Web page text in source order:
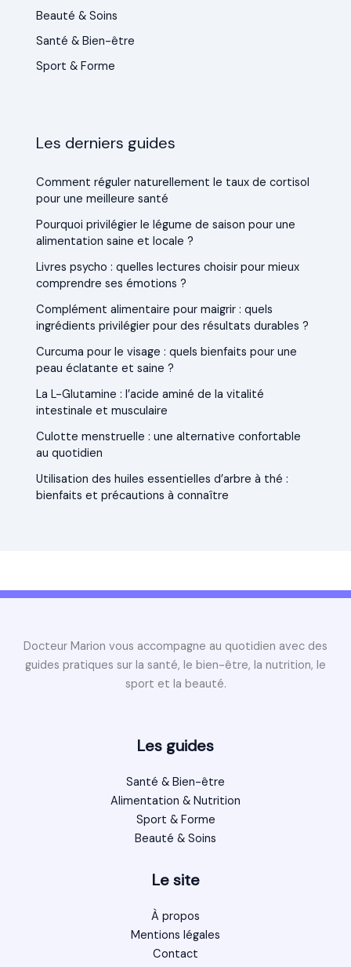
Beauté & Soins
Santé & Bien-être
Sport & Forme
Les derniers guides
Comment réguler naturellement le taux de cortisol
pour une meilleure santé
Pourquoi privilégier le légume de saison pour une
alimentation saine et locale ?
Livres psycho : quelles lectures choisir pour mieux
comprendre ses émotions ?
Complément alimentaire pour maigrir : quels
ingrédients privilégier pour des résultats durables ?
Curcuma pour le visage : quels bienfaits pour une
peau éclatante et saine ?
La L-Glutamine : l’acide aminé de la vitalité
intestinale et musculaire
Culotte menstruelle : une alternative confortable
au quotidien
Utilisation des huiles essentielles d’arbre à thé :
bienfaits et précautions à connaître
Docteur Marion vous accompagne au quotidien avec des
guides pratiques sur la santé, le bien-être, la nutrition, le
sport et la beauté.
Les guides
Santé & Bien-être
Alimentation & Nutrition
Sport & Forme
Beauté & Soins
Le site
À propos
Mentions légales
Contact